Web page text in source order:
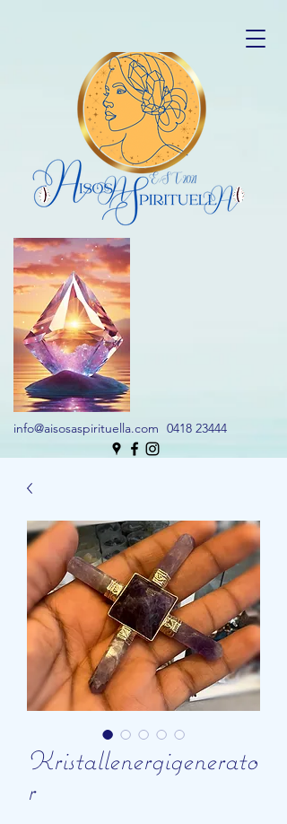
info@aisosaspirituella.com 0418 23444
Kristallenergigenerato
r